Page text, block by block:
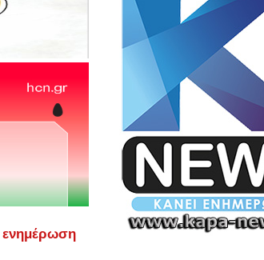
ενημέρωση